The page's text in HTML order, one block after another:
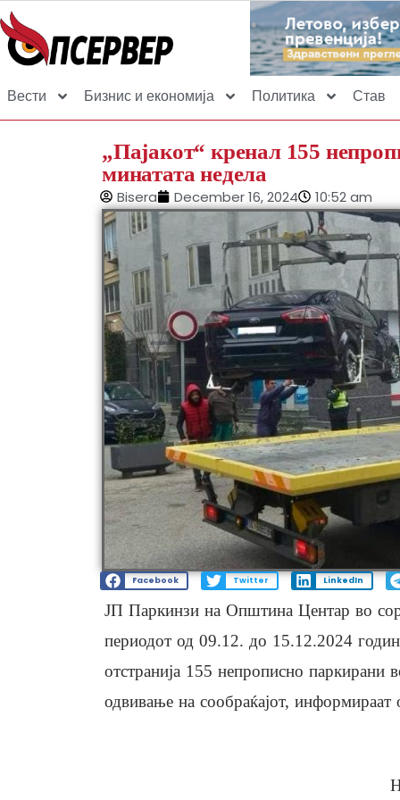
Вести Бизнис и економија Политика Став
„Пајакот“ кренал 155
минатата недела
Bisera December 16, 2024 10:52 am
Facebook Twitter LinkedIn
ЈП Паркинзи на Општина Центар во
периодот од 09.12. до 15.12.2024
отстранија 155 непрописно паркирани
одвивање на сообраќајот, информираат